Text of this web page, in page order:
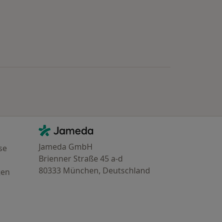
Kontakt
Jameda - Startseite
Jameda GmbH
Brienner Straße 45 a-d
80333 München, Deutschland